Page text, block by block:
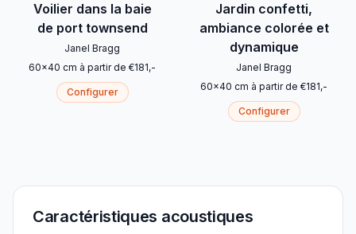
Voilier dans la baie
de port townsend
Janel Bragg
60x40 cm à partir de €181,-
Configurer
Jardin confetti,
ambiance colorée et
dynamique
Janel Bragg
60x40 cm à partir de €181,-
Configurer
Caractéristiques acoustiques